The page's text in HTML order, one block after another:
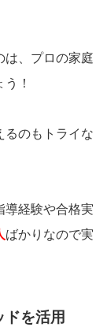
は、プロの家庭
！
るのもトライな
導経験や合格実
ばかりなので実
を活用